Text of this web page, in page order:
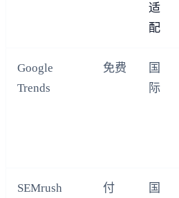
适
配
Google
Trends
免费
国
际
SEMrush
付
国